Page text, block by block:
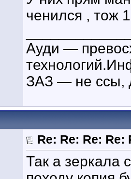
ченился , тож
Ауди —
ЗАЗ — не ссы,
Re: Re: Re: Re:
Так а зеркала